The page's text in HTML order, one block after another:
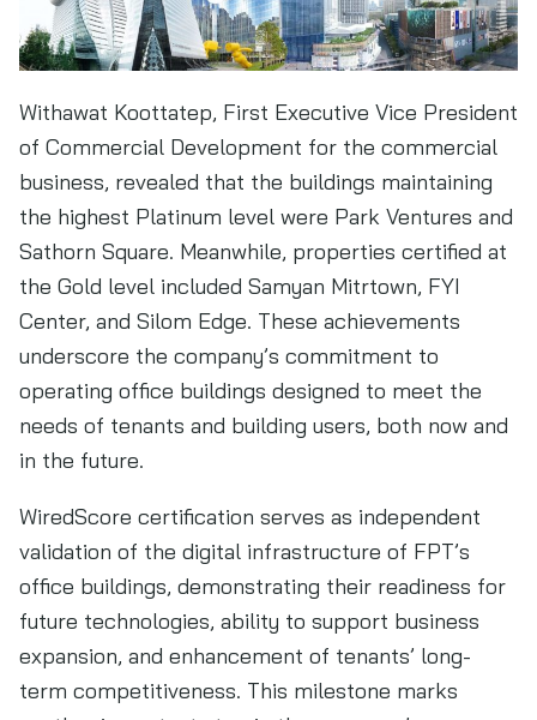
Withawat Koottatep, First Executive Vice President
of Commercial Development for the commercial
business, revealed that the buildings maintaining
the highest Platinum level were Park Ventures and
Sathorn Square. Meanwhile, properties certified at
the Gold level included Samyan Mitrtown, FYI
Center, and Silom Edge. These achievements
underscore the company’s commitment to
operating office buildings designed to meet the
needs of tenants and building users, both now and
in the future.
WiredScore certification serves as independent
validation of the digital infrastructure of FPT’s
office buildings, demonstrating their readiness for
future technologies, ability to support business
expansion, and enhancement of tenants’ long-
term competitiveness. This milestone marks